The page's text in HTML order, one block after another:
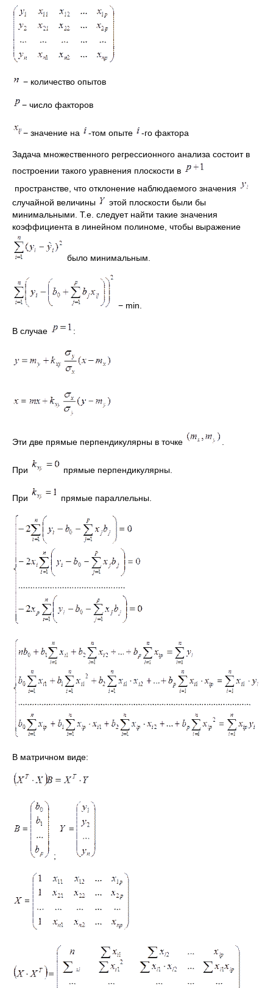
− количество опытов
− число факторов
− значение на -том опыте -го фактора
Задача множественного регрессионного анализа состоит в
построении такого уравнения плоскости в
пространстве, что отклонение наблюдаемого значения
случайной величины
этой плоскости были бы
минимальными. Т.е. следует найти такие значения
коэффициента в линейном полиноме, чтобы выражение
было минимальным.
− min.
В случае :
Эти две прямые перпендикулярны в точке
При прямые перпендикулярны.
При прямые параллельны.
В матричном виде:
;